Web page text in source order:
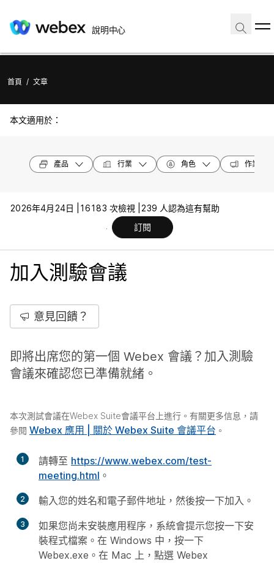
說明中心
首頁 / 文章
本文適用於：
產品 行業 角色 作業系統
2026年4月24日 | 16183 次檢視 |
239 人認為這有幫助
訂閱
加入測驗會議
意見回饋？
即將出席您的第一個 Webex 會議？加入測驗
會議來確認您已準備就緒。
本次測試會議在Webex Suite會議平台上進行。有關更多信息，請
參閱 Webex 應用 | 關於 Webex Suite 會議平台 。
1 請轉至 https://www.webex.com/test-
meeting.html 。
2 輸入您的姓名和電子郵件地址，然後按一下加入 。
3
如果您尚未安裝應用程序，系統會提示您按一下安
裝程式檔案。在 Windows 中，按一下
Webex.exe。在 Mac 上，點選 Webex